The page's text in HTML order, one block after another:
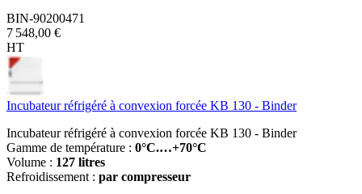
BIN-90200471
7 548,00 €
HT
Incubateur réfrigéré à convexion forcée KB 130 - Binder
Incubateur réfrigéré à convexion forcée KB 130 - Binder
Gamme de température : 0°C.…+70°C
Volume : 127 litres
Refroidissement : par compresseur